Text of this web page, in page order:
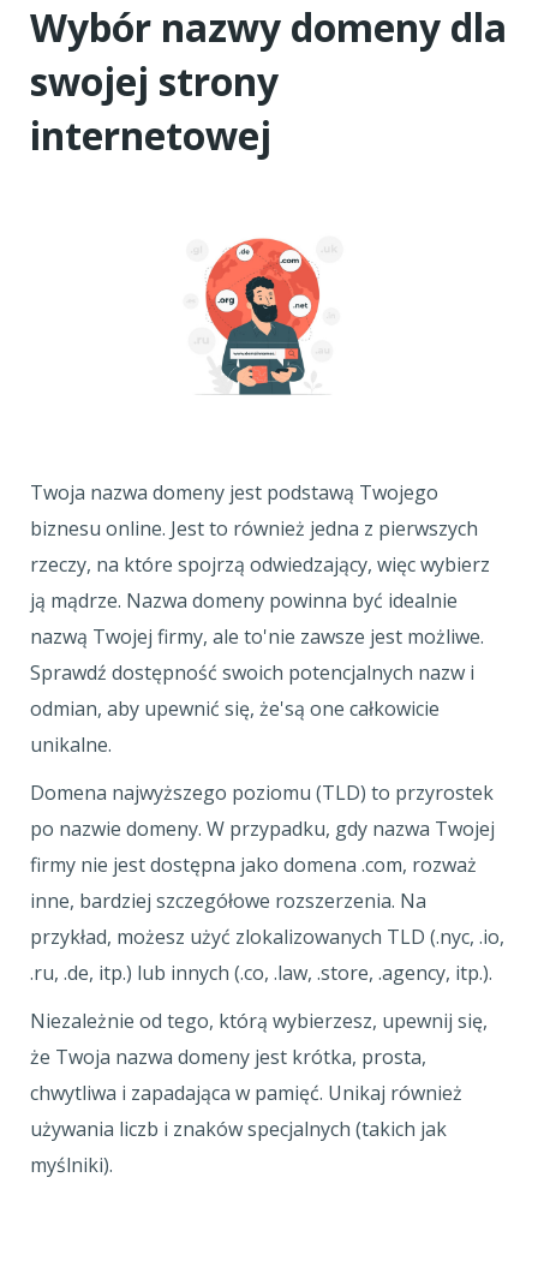
Wybór nazwy domeny dla
swojej strony
internetowej
Twoja nazwa domeny jest podstawą Twojego
biznesu online. Jest to również jedna z pierwszych
rzeczy, na które spojrzą odwiedzający, więc wybierz
ją mądrze. Nazwa domeny powinna być idealnie
nazwą Twojej firmy, ale to'nie zawsze jest możliwe.
Sprawdź dostępność swoich potencjalnych nazw i
odmian, aby upewnić się, że'są one całkowicie
unikalne.
Domena najwyższego poziomu (TLD) to przyrostek
po nazwie domeny. W przypadku, gdy nazwa Twojej
firmy nie jest dostępna jako domena .com, rozważ
inne, bardziej szczegółowe rozszerzenia. Na
przykład, możesz użyć zlokalizowanych TLD (.nyc, .io,
.ru, .de, itp.) lub innych (.co, .law, .store, .agency, itp.).
Niezależnie od tego, którą wybierzesz, upewnij się,
że Twoja nazwa domeny jest krótka, prosta,
chwytliwa i zapadająca w pamięć. Unikaj również
używania liczb i znaków specjalnych (takich jak
myślniki).